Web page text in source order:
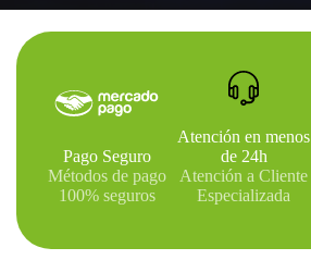
Pago Seguro
Métodos de pago
100% seguros
Atención en menos
de 24h
Atención a Cliente
Especializada